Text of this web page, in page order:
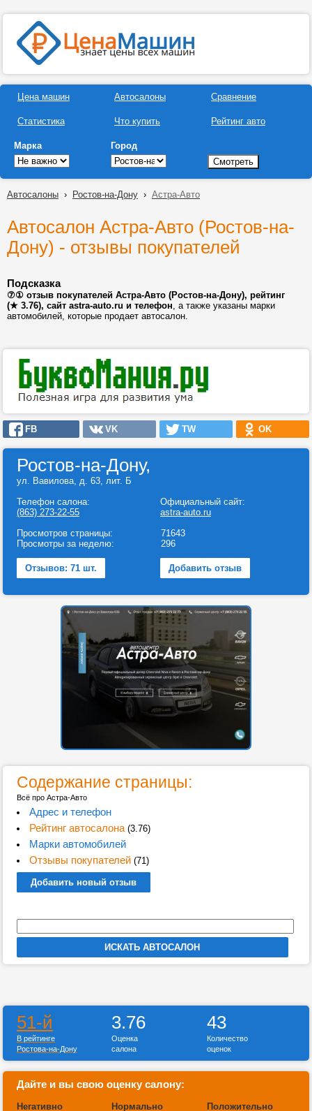
Цена машин
Статистика
Автосалоны
Что купить
Сравнение
Рейтинг авто
Марка Город
Автосалоны › Ростов-на-Дону › Астра-Авто
Автосалон Астра-Авто (Ростов-на-
Дону) - отзывы покупателей
Подсказка
⑦① отзыв покупателей Астра-Авто (Ростов-на-Дону), рейтинг
(★ 3.76), сайт astra-auto.ru и телефон, а также указаны марки
автомобилей, которые продает автосалон.
FB VK TW OK
Ростов-на-Дону,
ул. Вавилова, д. 63, лит. Б
Телефон салона:
(863) 273-22-55
Официальный сайт:
astra-auto.ru
Просмотров страницы:
Просмотры за неделю:
71643
296
Отзывов: 71 шт. Добавить отзыв
Содержание страницы:
Всё про Астра-Авто
Адрес и телефон
Рейтинг автосалона(3.76)
Марки автомобилей
Отзывы покупателей(71)
Добавить новый отзыв
51-й
В рейтинге
Ростова-на-Дону
3.76
Оценка
салона
43
Количество
оценок
Дайте и вы свою оценку салону:
Негативно Нормально Положительно